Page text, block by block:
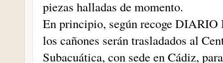
piezas halladas de momento.
En principio, según recoge DIARIO
los cañones serán trasladados al
Subacuática, con sede en Cádiz,